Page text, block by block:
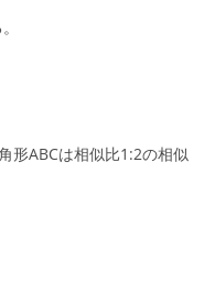
形ABCは相似比1:2の相似